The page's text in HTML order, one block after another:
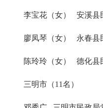
李宝花（女） 安溪县
廖凤琴（女） 永春县
陈玲玲（女） 德化县
三明市（11名）